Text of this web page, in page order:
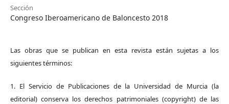
Sección
Congreso Iberoamericano de Baloncesto 2018
Las obras que se publican en esta revista están sujetas a los
siguientes términos:
1. El Servicio de Publicaciones de la Universidad de Murcia (la
editorial) conserva los derechos patrimoniales (copyright) de las